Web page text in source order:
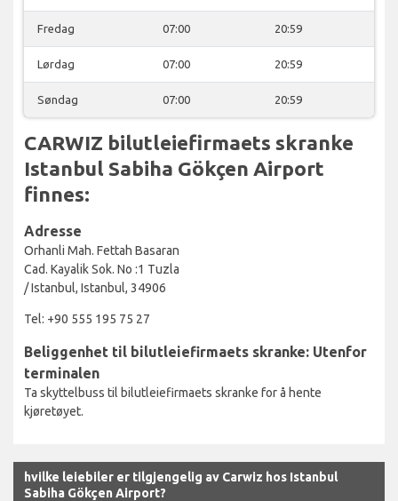
Fredag 07:00 20:59
Lørdag 07:00 20:59
Søndag 07:00 20:59
CARWIZ bilutleiefirmaets skranke
Istanbul Sabiha Gökçen Airport
finnes:
Adresse
Orhanli Mah. Fettah Basaran
Cad. Kayalik Sok. No :1 Tuzla
/ Istanbul, Istanbul, 34906
Tel: +90 555 195 75 27
Beliggenhet til bilutleiefirmaets skranke: Utenfor
terminalen
Ta skyttelbuss til bilutleiefirmaets skranke for å hente
kjøretøyet.
hvilke leiebiler er tilgjengelig av Carwiz hos Istanbul
Sabiha Gökçen Airport?